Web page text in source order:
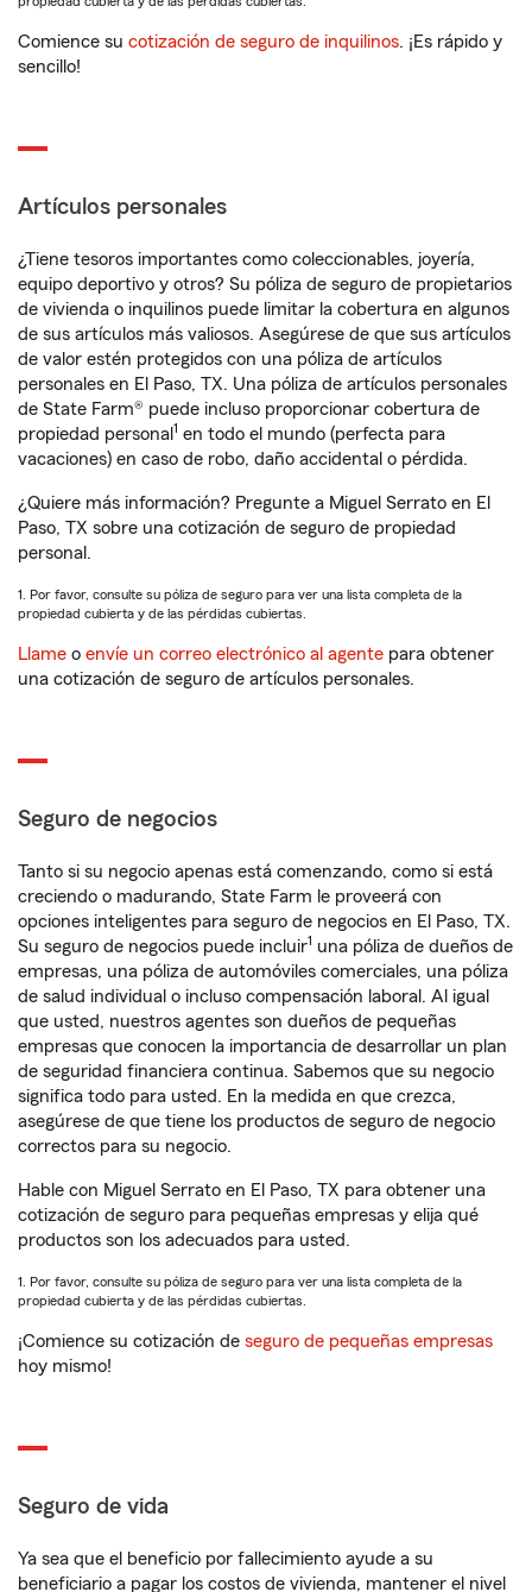
Comience su cotización de seguro de inquilinos. ¡Es rápido y
sencillo!
Artículos personales
¿Tiene tesoros importantes como coleccionables, joyería,
equipo deportivo y otros? Su póliza de seguro de propietarios
de vivienda o inquilinos puede limitar la cobertura en algunos
de sus artículos más valiosos. Asegúrese de que sus artículos
de valor estén protegidos con una póliza de artículos
personales en El Paso, TX. Una póliza de artículos personales
de State Farm® puede incluso proporcionar cobertura de
propiedad personal 1 en todo el mundo (perfecta para
vacaciones) en caso de robo, daño accidental o pérdida.
¿Quiere más información? Pregunte a Miguel Serrato en El
Paso, TX sobre una cotización de seguro de propiedad
personal.
1. Por favor, consulte su póliza de seguro para ver una lista completa de la
propiedad cubierta y de las pérdidas cubiertas.
Llame o envíe un correo electrónico al agente para obtener
una cotización de seguro de artículos personales.
Seguro de negocios
Tanto si su negocio apenas está comenzando, como si está
creciendo o madurando, State Farm le proveerá con
opciones inteligentes para seguro de negocios en El Paso, TX.
Su seguro de negocios puede incluir1 una póliza de dueños de
empresas, una póliza de automóviles comerciales, una póliza
de salud individual o incluso compensación laboral. Al igual
que usted, nuestros agentes son dueños de pequeñas
empresas que conocen la importancia de desarrollar un plan
de seguridad financiera continua. Sabemos que su negocio
significa todo para usted. En la medida en que crezca,
asegúrese de que tiene los productos de seguro de negocio
correctos para su negocio.
Hable con Miguel Serrato en El Paso, TX para obtener una
cotización de seguro para pequeñas empresas y elija qué
productos son los adecuados para usted.
1. Por favor, consulte su póliza de seguro para ver una lista completa de la
propiedad cubierta y de las pérdidas cubiertas.
¡Comience su cotización de seguro de pequeñas empresas
hoy mismo!
Seguro de vida
Ya sea que el beneficio por fallecimiento ayude a su
beneficiario a pagar los costos de vivienda, mantener el nivel